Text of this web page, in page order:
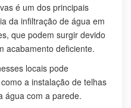
é um dos principais
da infiltração de água em
que podem surgir devido
acabamento deficiente.
locais pode
a instalação de telhas
água com a parede.